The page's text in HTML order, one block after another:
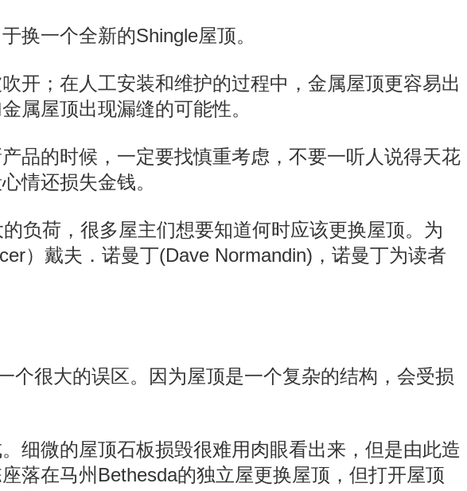
换一个全新的Shingle屋顶。
开；在人工安装和维护的过程中，金属屋顶更容易出
属屋顶出现漏缝的可能性。
品的时候，一定要找慎重考虑，不要一听人说得天花
情还损失金钱。
负荷，很多屋主们想要知道何时应该更换屋顶。为
）戴夫．诺曼丁(Dave Normandin)，诺曼丁为读者
个很大的误区。因为屋顶是一个复杂的结构，会受损
细微的屋顶石板损毁很难用肉眼看出来，但是由此造
落在马州Bethesda的独立屋更换屋顶，但打开屋顶